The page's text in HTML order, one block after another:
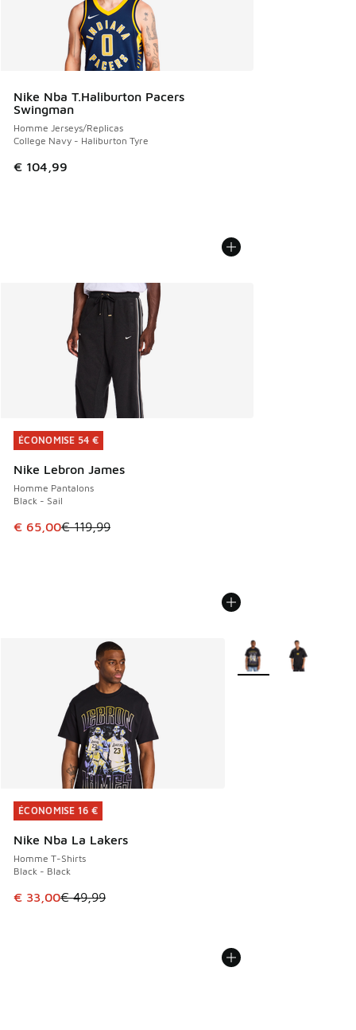
Nike Nba T.Haliburton Pacers
Swingman
Homme Jerseys/Replicas
College Navy - Haliburton Tyre
€ 104,99
ÉCONOMISE 54 €
Nike Lebron James
Homme Pantalons
Black - Sail
Cet article est en promotion. Prix en baisse de € 119,99 à
€ 65,00€ 119,99
ÉCONOMISE 54 €
ÉCONOMISE 16 €
Nike Nba La Lakers
Homme T-Shirts
Black - Black
Cet article est en promotion. Prix en baisse de € 49,99 à
€ 33,00€ 49,99
ÉCONOMISE 16 €
Plus de couleurs